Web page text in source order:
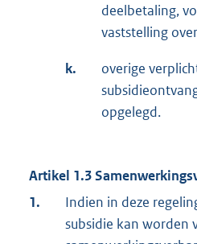
deelbetaling,
vaststelling
k.
overige
opgelegd.
Artikel 1.3
1.
Indien in deze
subsidie kan worden